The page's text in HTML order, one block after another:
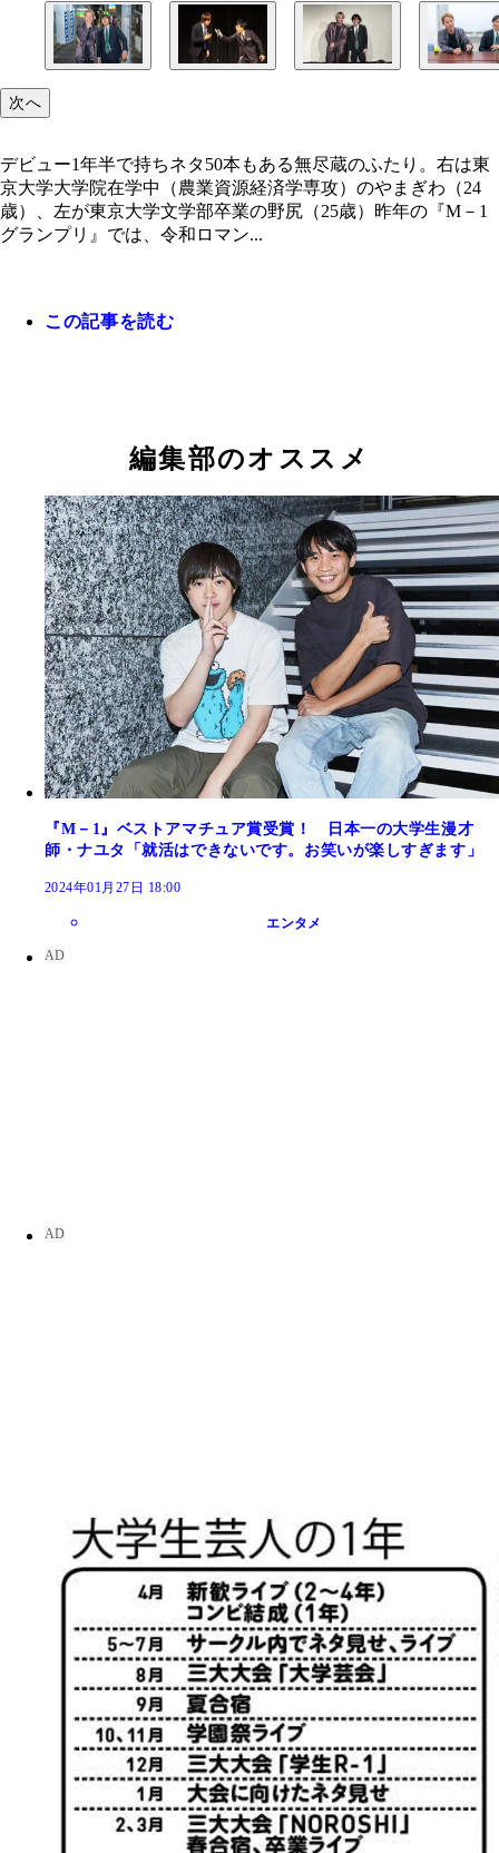
次へ
デビュー1年半で持ちネタ50本もある無尽蔵のふたり。右は東
京大学大学院在学中（農業資源経済学専攻）のやまぎわ（24
歳）、左が東京大学文学部卒業の野尻（25歳）昨年の『M－1
グランプリ』では、令和ロマン...
この記事を読む
編集部のオススメ
『M－1』ベストアマチュア賞受賞！ 日本一の大学生漫才
師・ナユタ「就活はできないです。お笑いが楽しすぎます」
2024年01月27日 18:00
エンタメ